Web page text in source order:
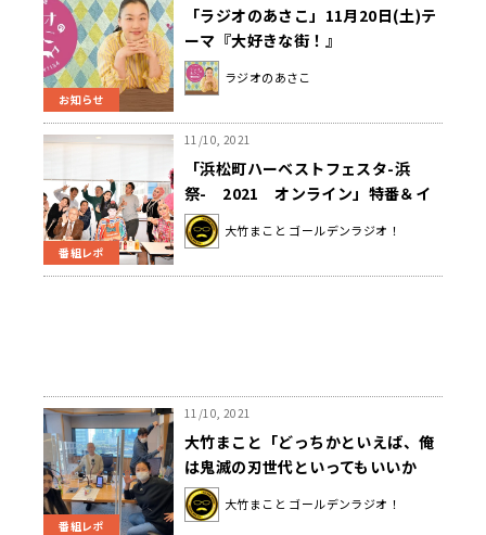
お知らせ
「ラジオのあさこ」11月20日(土)テ
ーマ『大好きな街！』
ラジオのあさこ
番組レポ
11/10, 2021
「浜松町ハーベストフェスタ-浜
祭- 2021 オンライン」特番＆イ
ベントのレポート大公開！
大竹まこと ゴールデンラジオ！
番組レポ
11/10, 2021
大竹まこと「どっちかといえば、俺
は鬼滅の刃世代といってもいいか
な」世代ごとのキャラクターを発
表！〜11月10日「大竹まこと ゴー
大竹まこと ゴールデンラジオ！